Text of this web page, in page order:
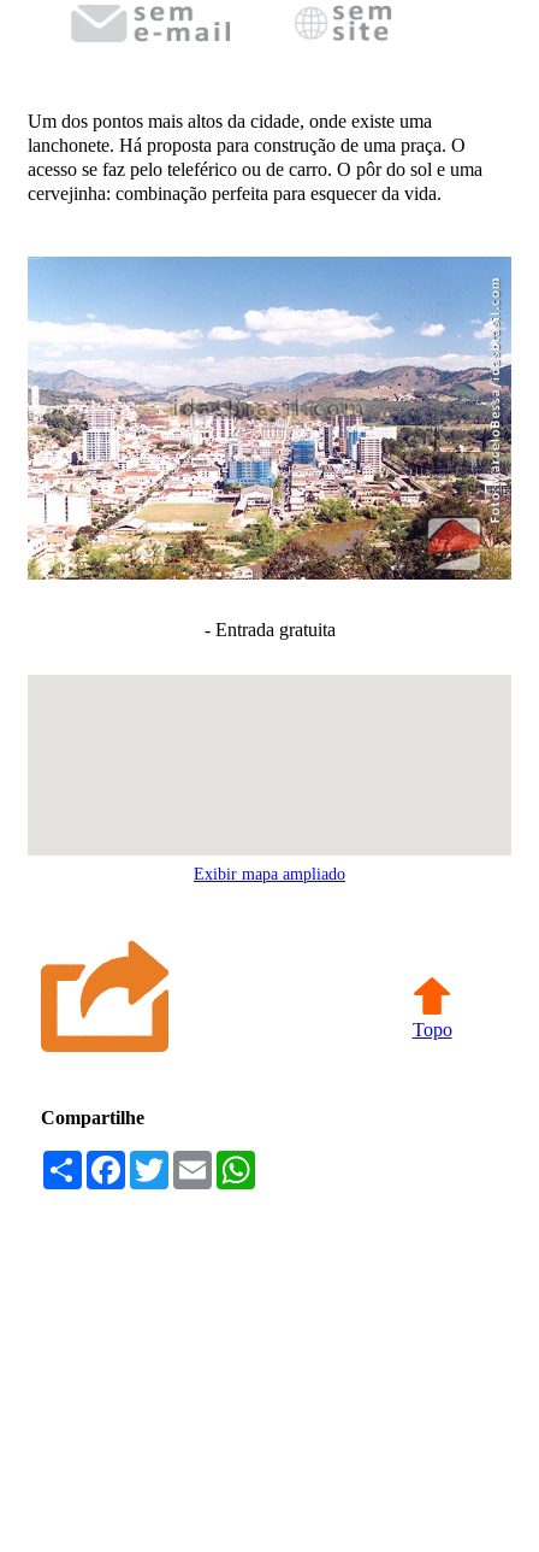
Um dos pontos mais altos da cidade, onde existe uma
lanchonete. Há proposta para construção de uma praça. O
acesso se faz pelo teleférico ou de carro. O pôr do sol e uma
cervejinha: combinação perfeita para esquecer da vida.
- Entrada gratuita
Exibir mapa ampliado
Topo
Compartilhe
Compartilhar
Facebook
TwitterEmail